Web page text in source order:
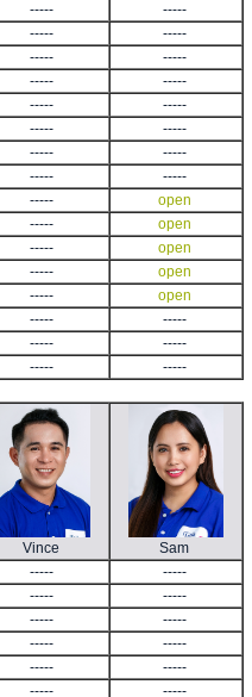
-----
-----
-----
-----
-----
-----
-----
-----
-----
-----
-----
-----
-----
-----
-----
-----
-----
open
-----
open
-----
open
-----
open
-----
open
-----
-----
-----
-----
----- -----
Vince
Sam
-----
-----
-----
-----
-----
-----
-----
-----
-----
-----
----- -----